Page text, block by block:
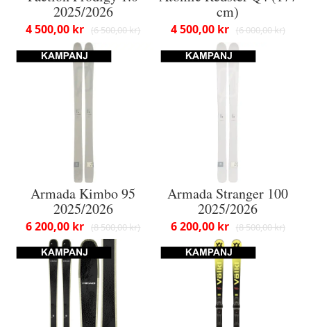
2025/2026
6 500,00 kr
4 500,00 kr
cm)
6 000,00 kr
4 500,00 kr
Armada Kimbo 95
2025/2026
8 500,00 kr
6 200,00 kr
Armada Stranger 100
2025/2026
8 500,00 kr
6 200,00 kr